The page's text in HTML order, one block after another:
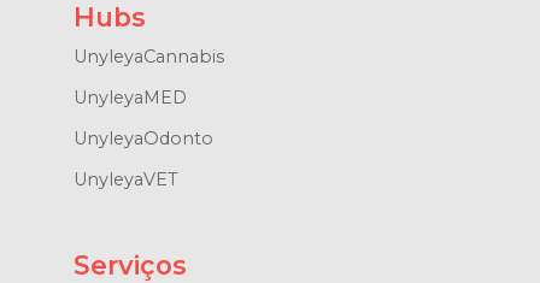
Hubs
UnyleyaCannabis
UnyleyaMED
UnyleyaOdonto
UnyleyaVET
Serviços